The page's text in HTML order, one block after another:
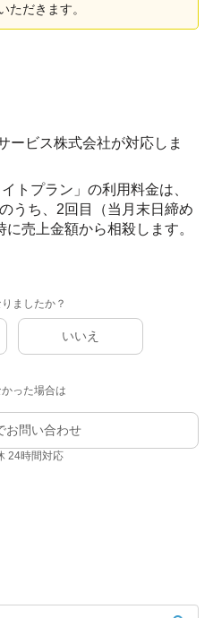
ただきます。
ービス株式会社が対応しま
トプラン」の利用料金は、
うち、2回目（当月末日締め
売上金額から相殺します。
ましたか？
いいえ
った場合は
お問い合わせ
24時間対応